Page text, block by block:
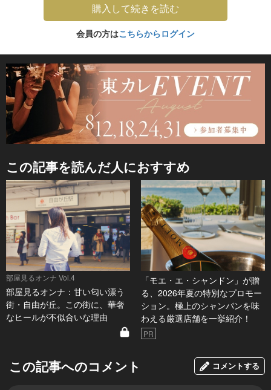
購入して続きを読む
会員の方はこちらからログイン
この記事を読んだ人におすすめ
部屋見るオンナ Vol.4
部屋見るオンナ：甘い匂い漂う
街・自由が丘。この街に、華奢
なヒールが不似合いな理由
「モエ・エ・シャンドン」が贈
る、2026年夏の特別なプロモー
ション。極上のシャンパンを味
わえる厳選店舗を一挙紹介！
PR
この記事へのコメント コメントする